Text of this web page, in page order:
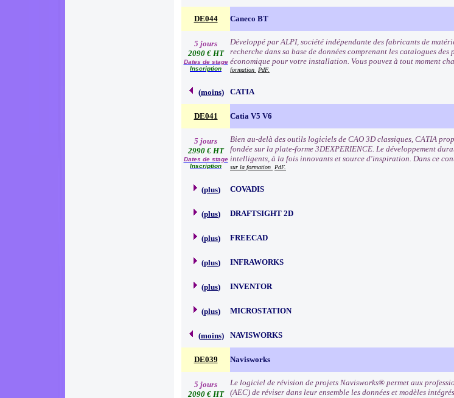
DE044 Caneco BT
5 jours
2090 € HT
Dates de stage
Inscription
Développé par ALPI, société indépendante des fabricants de
recherche dans sa base de données comprenant les catalogues
économique pour votre installation. Vous pouvez à tout moment
formation
PdF.
(moins) CATIA
DE041 Catia V5 V6
5 jours
2990 € HT
Dates de stage
Inscription
Bien au-delà des outils logiciels de CAO 3D classiques, CATIA
fondée sur la plate-forme 3DEXPERIENCE. Le développement
intelligents, à la fois innovants et source d'inspiration. Dans ce
sur la formation
PdF.
(plus) COVADIS
(plus) DRAFTSIGHT 2D
(plus) FREECAD
(plus) INFRAWORKS
(plus) INVENTOR
(plus) MICROSTATION
(moins) NAVISWORKS
DE039 Navisworks
5 jours
2090 € HT
Le logiciel de révision de projets Navisworks® permet aux
(AEC) de réviser dans leur ensemble les données et modèles